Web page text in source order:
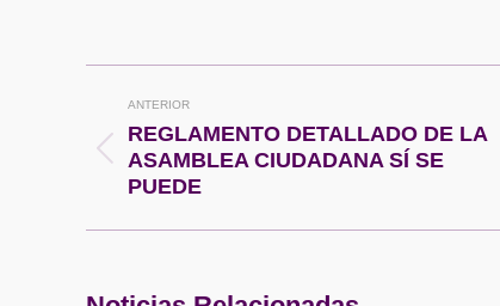
entre
publicaciones
ANTERIOR
Publicación
REGLAMENTO DETALLADO DE LA
ASAMBLEA CIUDADANA SÍ SE
PUEDE